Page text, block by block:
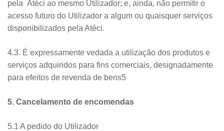
pela Atéci ao mesmo Utilizador; e, ainda, não permitir o
acesso futuro do Utilizador a algum ou quaisquer serviços
disponibilizados pela Atéci.
4.3. É expressamente vedada a utilização dos produtos e
serviços adquiridos para fins comerciais, designadamente
para efeitos de revenda de bens5
5. Cancelamento de encomendas
5.1 A pedido do Utilizador